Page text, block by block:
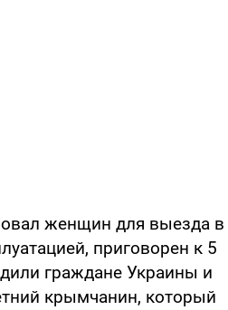
женщин для выезда в
приговорен к 5
граждане Украины и
крымчанин, который